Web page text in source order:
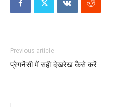
Previous article
प्रेगनेंसी में सही देखरेख कैसे करें